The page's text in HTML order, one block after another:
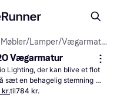
/Lamper/ Vægarmaturer
Vægarmatur
Lighting, der kan blive et flot
sæt en behagelig stemning
kr.til784 kr.